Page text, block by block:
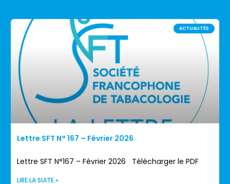
ACTUALITÉS
Lettre SFT N° 167 – Février 2026
Lettre SFT N°167 – Février 2026 Télécharger le PDF
LIRE LA SUITE »